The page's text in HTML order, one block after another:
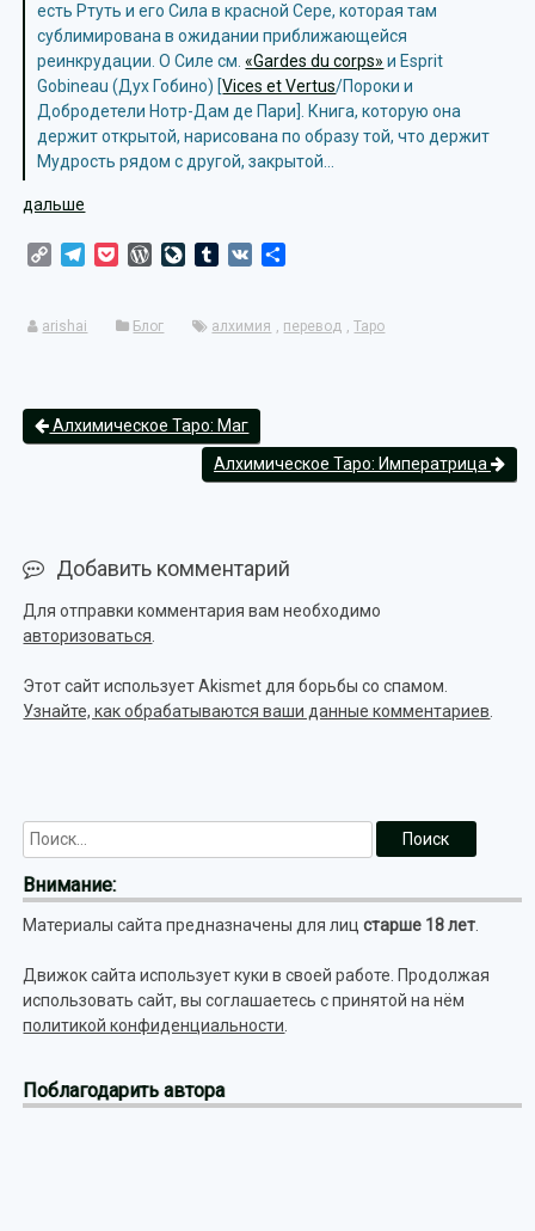
есть Ртуть и его Сила в красной Сере, которая там
сублимирована в ожидании приближающейся
реинкрудации. О Силе см.«Gardes du corps» и Esprit
Gobineau (Дух Гобино) [Vices et Vertus/Пороки и
Добродетели Нотр-Дам де Пари]. Книга, которую она
держит открытой, нарисована по образу той, что держит
Мудрость рядом с другой, закрытой…
дальше
Copy TelegramPocketWordPress
LiveJournal
Tumblr
VK
arishai Блог алхимия , перевод ,Таро
Алхимическое Таро: Маг
Алхимическое Таро: Императрица
Добавить комментарий
Для отправки комментария вам необходимо
авторизоваться
Этот сайт использует Akismet для борьбы со спамом.
Узнайте, как обрабатываются ваши данные комментариев
Внимание:
Материалы сайта предназначены для лицстарше 18 лет
Движок сайта использует куки в своей работе. Продолжая
использовать сайт, вы соглашаетесь с принятой на нём
политикой конфиденциальности
Поблагодарить автора